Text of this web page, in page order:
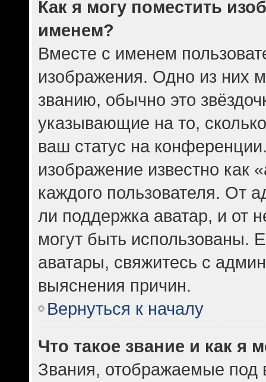
Как я могу поместить
именем?
Вместе с именем
изображения. Одно из них
званию, обычно это
указывающие на то,
ваш статус на
изображение известно как
каждого пользователя. От
ли поддержка аватар, и от
могут быть использованы.
аватары, свяжитесь с
выяснения причин.
Вернуться к началу
Что такое звание и как я
Звания, отображаемые